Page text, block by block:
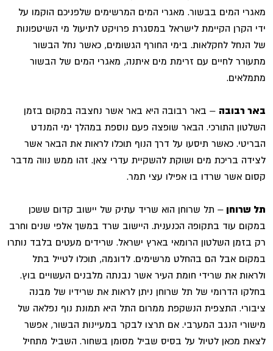
מאגרי המים בבשור. מאגרי המים המרשימים שלפניכם הוקמו על
ידי הקרן הקיימת לישראל במסגרת פרויקט לתיעול מי השיטפונות
של הנחל לחקלאות. בימי החורף הגשומים, כאשר נחל הבשור
מתעורר לחיים עם זרימת מים איתנה, מאגרי המים של הבשור
מתמלאים.
באר רבובה – באר רבובה היא באר אשר נחצבה במקום בזמן
השלטון התורכי. הבאר שופצה פעם נוספת במהלך ימי המנדט
הבריטי. כאשר תיסעו על דרך הנוף תוכלו לראות את הבאר אשר
לצידה בריכת מים ושוקת להשקיית עדרי צאן. זהו ממש נווה מדבר
קסום אשר שרדו בו אפילו עצי תמר.
תל שרוחן – תל שרוחן הוא שריד עתיק של יישוב קדום ששכן
במקום עוד בתקופה הכנענית. היישוב שרד במשך אלפי שנים וחרב
רק בזמן השלטון הרומאי בארץ ישראל. שרידים מעטים בלבד נותרו
במקום אבל הם בהחלט מרשימים. לדוגמה, תוכלו לטייל בתל
ולראות את שרידי חומת העיר אשר נבנתה מלבנים העשויים בוץ.
בחלקו הדרומי של תל שרוחן ניתן לראות את שרידיו של מבנה
ציבורי. התצפית הנשקפת ממרום התל היא תמונת נוף נפלאה של
מישורי הנגב המערבי. אם תרצו לבקר במעיינות הבשור, אפשר
לצאת מכאן לטיול על בסיס שביל מסומן בשחור. השביל מתחיל